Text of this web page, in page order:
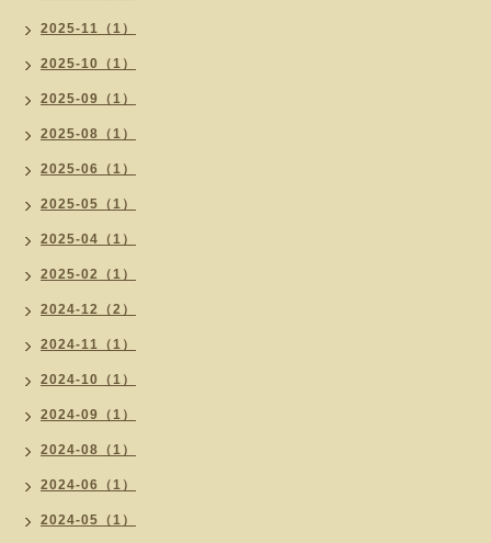
2025-11（1）
2025-10（1）
2025-09（1）
2025-08（1）
2025-06（1）
2025-05（1）
2025-04（1）
2025-02（1）
2024-12（2）
2024-11（1）
2024-10（1）
2024-09（1）
2024-08（1）
2024-06（1）
2024-05（1）